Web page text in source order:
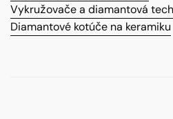
Vykružovače a diamantová
Diamantové kotúče na keramiku